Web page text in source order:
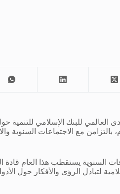
العالمي للبنك الإسلامي للتنمية
سيعقد في الرياض بالمملكة العربية السعودية بتاريخ 28 أبريل 2024م، بالتزامن مع
السنوية يستقطب هذا العام قادة
لتبادل الرؤى والأفكار حول